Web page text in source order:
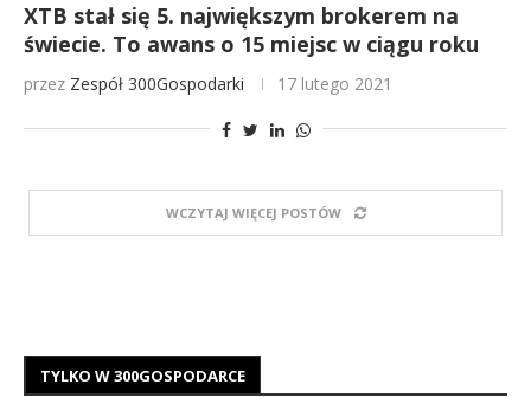
XTB stał się 5. największym brokerem na
świecie. To awans o 15 miejsc w ciągu roku
przez Zespół 300Gospodarki 17 lutego 2021
WCZYTAJ WIĘCEJ POSTÓW
TYLKO W 300GOSPODARCE